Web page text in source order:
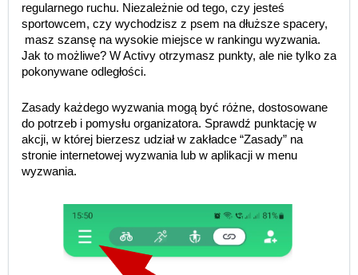
regularnego ruchu. Niezależnie od tego, czy jesteś
sportowcem, czy wychodzisz z psem na dłuższe spacery,
masz szansę na wysokie miejsce w rankingu wyzwania.
Jak to możliwe? W Activy otrzymasz punkty, ale nie tylko za
pokonywane odległości.
Zasady każdego wyzwania mogą być różne, dostosowane
do potrzeb i pomysłu organizatora. Sprawdź punktację w
akcji, w której bierzesz udział w zakładce “Zasady” na
stronie internetowej wyzwania lub w aplikacji w menu
wyzwania.